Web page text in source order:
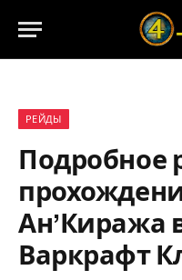
РЕЙДЫ
Подробное
Ан’Киража
Варкрафт